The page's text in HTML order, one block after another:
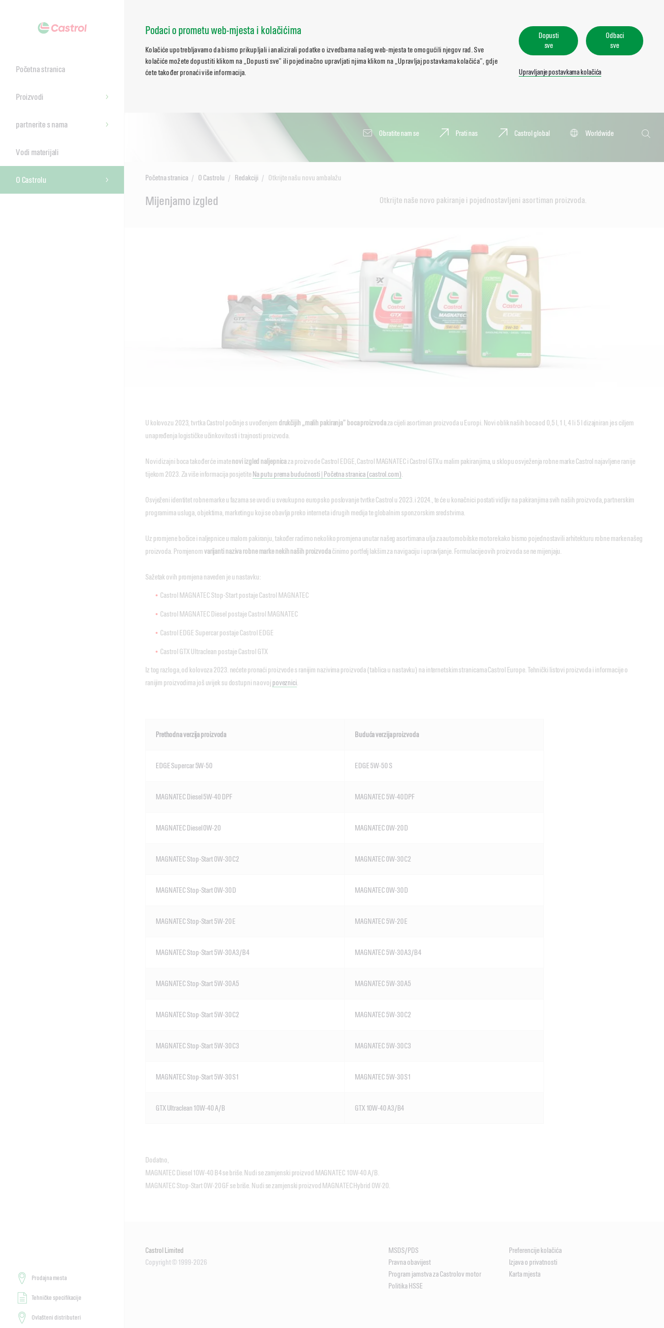
Podaci o prometu web-mjesta i kolačićima
Kolačiće upotrebljavamo da bismo prikupljali i analizirali podatke o izvedbama našeg web-mjesta te omogućili njegov rad. Sve
kolačiće možete dopustiti klikom na „Dopusti sve” ili pojedinačno upravljati njima klikom na „Upravljaj postavkama kolačića”, gdje
ćete također pronaći više informacija.
Dopusti
sve
Odbaci
sve
Upravljanje postavkama kolačića
Obratite nam se Prati nas Castrol global
Worldwide
Početna stranica
Proizvodi
partnerite s nama
Vodi materijali
O Castrolu
Prodajna mesta
Tehničke specifikacije
Ovlašteni distributeri
Početna stranica O Castrolu Redakciji Otkrijte našu novu ambalažu
Mijenjamo izgled Otkrijte naše novo pakiranje i pojednostavljeni asortiman proizvoda.
U kolovozu 2023, tvrtka Castrol počinje s uvođenjem drukčijih „malih pakiranja” boca proizvodaza cijeli asortiman proizvoda u Europi. Novi oblik naših boca od 0,5 l, 1 l, 4 l i 5 l dizajniran je s ciljem
unapređenja logističke učinkovitosti i trajnosti proizvoda.
Novi dizajni boca također će imatenovi izgled naljepnicaza proizvode Castrol EDGE, Castrol MAGNATEC i Castrol GTX u malim pakiranjima, u sklopu osvježenja robne marke Castrol najavljene ranije
tijekom 2023. Za više informacija posjetiteNa putu prema budućnosti | Početna stranica (castrol.com)
Osvježeni identitet robne marke u fazama se uvodi u sveukupno europsko poslovanje tvrtke Castrol u 2023. i 2024., te će u konačnici postati vidljiv na pakiranjima svih naših proizvoda, partnerskim
programima usluga, objektima, marketingu koji se obavlja preko interneta i drugih medija te globalnim sponzorskim sredstvima.
Uz promjene bočice i naljepnice u malom pakiranju, također radimo nekoliko promjena unutar našeg asortimana ulja za automobilske motore kako bismo pojednostavili arhitekturu robne marke našeg
proizvoda. Promjenomvarijanti naziva robne marke nekih naših proizvodačinimo portfelj lakšim za navigaciju i upravljanje. Formulacije ovih proizvoda se ne mijenjaju.
Sažetak ovih promjena naveden je u nastavku:
Castrol MAGNATEC Stop-Start postaje Castrol MAGNATEC
Castrol MAGNATEC Diesel postaje Castrol MAGNATEC
Castrol EDGE Supercar postaje Castrol EDGE
Castrol GTX Ultraclean postaje Castrol GTX
Iz tog razloga, od kolovoza 2023. nećete pronaći proizvode s ranijim nazivima proizvoda (tablica u nastavku) na internetskim stranicama Castrol Europe. Tehnički listovi proizvoda i informacije o
ranijim proizvodima još uvijek su dostupni na ovoj poveznici
Prethodna verzija proizvoda Buduća verzija proizvoda
EDGE Supercar 5W-50 EDGE 5W-50 S
MAGNATEC Diesel 5W-40 DPF MAGNATEC 5W-40 DPF
MAGNATEC Diesel 0W-20 MAGNATEC 0W-20 D
MAGNATEC Stop-Start 0W-30 C2 MAGNATEC 0W-30 C2
MAGNATEC Stop-Start 0W-30 D MAGNATEC 0W-30 D
MAGNATEC Stop-Start 5W-20 E MAGNATEC 5W-20 E
MAGNATEC Stop-Start 5W-30 A3/B4 MAGNATEC 5W-30 A3/B4
MAGNATEC Stop-Start 5W-30 A5 MAGNATEC 5W-30 A5
MAGNATEC Stop-Start 5W-30 C2 MAGNATEC 5W-30 C2
MAGNATEC Stop-Start 5W-30 C3 MAGNATEC 5W-30 C3
MAGNATEC Stop-Start 5W-30 S1 MAGNATEC 5W-30 S1
GTX Ultraclean 10W-40 A/B GTX 10W-40 A3/B4
Dodatno,
MAGNATEC Diesel 10W-40 B4 se briše. Nudi se zamjenski proizvod MAGNATEC 10W-40 A/B.
MAGNATEC Stop-Start 0W-20 GF se briše. Nudi se zamjenski proizvod MAGNATEC Hybrid 0W-20.
Castrol Limited
Copyright © 1999-2026
MSDS/PDS
Preferencije kolačića
Pravna obavijest
Izjava o privatnosti
Program jamstva za Castrolov motor
Karta mjesta
Politika HSSE